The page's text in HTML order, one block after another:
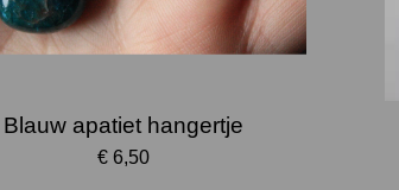
Blauw apatiet hangertje
€ 6,50